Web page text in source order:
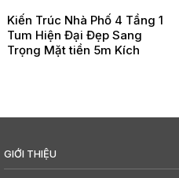
Kiến Trúc Nhà Phố 4 Tầng 1
Tum Hiện Đại Đẹp Sang
Trọng Mặt tiền 5m Kích
GIỚI THIỆU